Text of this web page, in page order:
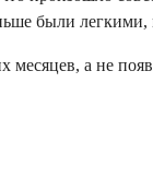
были
а не